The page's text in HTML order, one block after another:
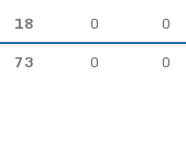
18 0
0
73 0 0